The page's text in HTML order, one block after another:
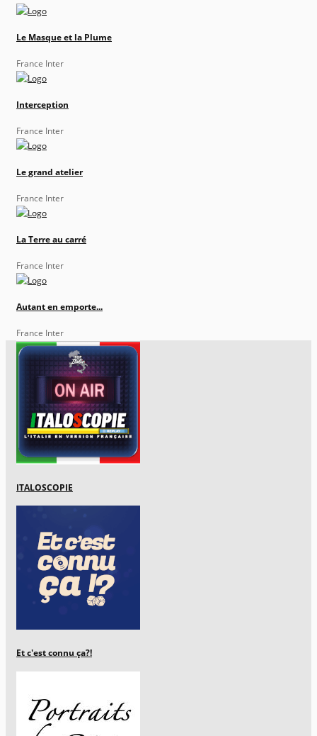
Le Masque et la Plume
France Inter
Interception
France Inter
Le grand atelier
France Inter
La Terre au carré
France Inter
Autant en emporte...
France Inter
ITALOSCOPIE
Et c'est connu ça?!